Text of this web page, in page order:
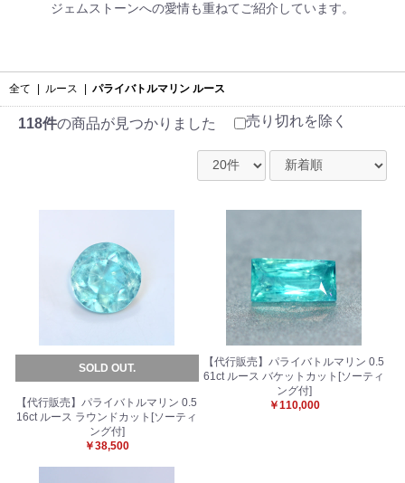
ジェムストーンへの愛情も重ねてご紹介しています。
全て ルース パライバトルマリン ルース
118件の商品が見つかりました 売り切れを除く
SOLD OUT.
【代行販売】パライバトルマリン 0.5
16ct ルース ラウンドカット[ソーティ
ング付]
￥38,500
【代行販売】パライバトルマリン 0.5
61ct ルース バケットカット[ソーティ
ング付]
￥110,000